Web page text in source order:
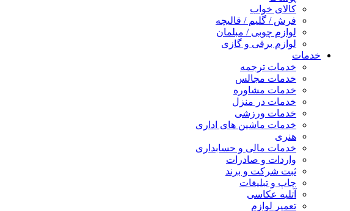
کالای خواب
فرش / گلیم / قالیچه
لوازم چوبی / مبلمان
لوازم برقی و گازی
خدمات
خدمات ترجمه
خدمات مجالس
خدمات مشاوره
خدمات در منزل
خدمات ورزشی
خدمات ماشین های اداری
هنری
خدمات مالی و حسابداری
واردات و صادرات
ثبت شرکت و برند
چاپ و تبلیغات
آتلیه عکاسی
تعمیر لوازم